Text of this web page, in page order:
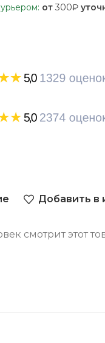
от 300₽
Добавить в
смотрит этот